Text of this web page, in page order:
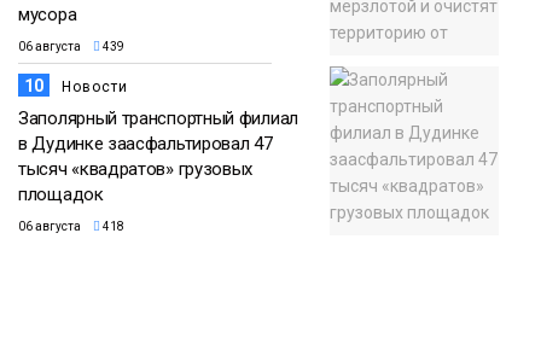
мусора
06 августа 439
10 Новости
Заполярный транспортный филиал
в Дудинке заасфальтировал 47
тысяч «квадратов» грузовых
площадок
06 августа 418